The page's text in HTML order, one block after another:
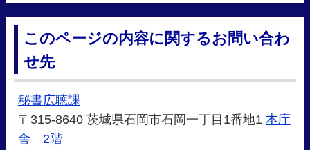
このページの内容に関するお問い合わ
せ先
秘書広聴課
〒315-8640 茨城県石岡市石岡一丁目1番地1 本庁
舎 2階